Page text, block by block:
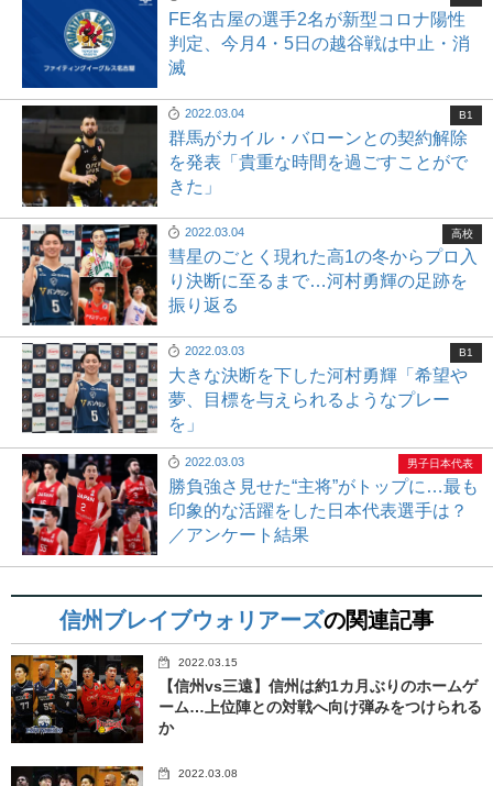
FE名古屋の選手2名が新型コロナ陽性
判定、今月4・5日の越谷戦は中止・消
滅
2022.03.04
群馬がカイル・バローンとの契約解除
を発表「貴重な時間を過ごすことがで
きた」
B1
2022.03.04
彗星のごとく現れた高1の冬からプロ入
り決断に至るまで…河村勇輝の足跡を
振り返る
高校
2022.03.03
大きな決断を下した河村勇輝「希望や
夢、目標を与えられるようなプレー
を」
B1
2022.03.03
勝負強さ見せた“主将”がトップに…最も
印象的な活躍をした日本代表選手は？
／アンケート結果
男子日本代表
信州ブレイブウォリアーズの関連記事
2022.03.15
【信州vs三遠】信州は約1カ月ぶりのホームゲ
ーム…上位陣との対戦へ向け弾みをつけられる
か
2022.03.08